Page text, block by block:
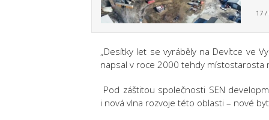
17 /
„Desítky let se vyráběly na Devítce ve
napsal v roce 2000 tehdy místostarosta
Pod záštitou společnosti SEN
i nová vlna rozvoje této oblasti – nové